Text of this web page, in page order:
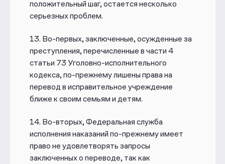
положительный шаг, остается несколько
серьезных проблем.
13. Во-первых, заключенные, осужденные за
преступления, перечисленные в части 4
статьи 73 Уголовно-исполнительного
кодекса, по-прежнему лишены права на
перевод в исправительное учреждение
ближе к своим семьям и детям.
14. Во-вторых, Федеральная служба
исполнения наказаний по-прежнемуимеет
право не удовлетворять запросы
заключенных о переводе, так как